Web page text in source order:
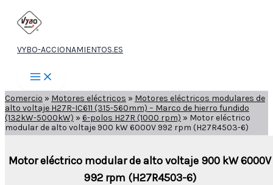
contenido
VYBO-ACCIONAMIENTOS.ES
Comercio » Motores eléctricos » Motores eléctricos modulares de
alto voltaje H27R-IC611 (315-560mm) – Marco de hierro fundido
(132kW-5000kW) » 6-polos H27R (1000 rpm) » Motor eléctrico
modular de alto voltaje 900 kW 6000V 992 rpm (H27R4503-6)
Motor eléctrico modular de alto voltaje 900 kW 6000V
992 rpm (H27R4503-6)